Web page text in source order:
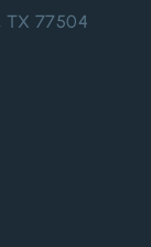
TX 77504